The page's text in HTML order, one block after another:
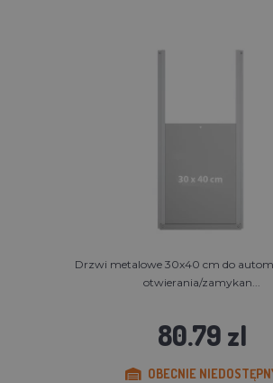
Drzwi metalowe 30x40 cm do
otwierania/zamykan...
80.79 zl
OBECNIE